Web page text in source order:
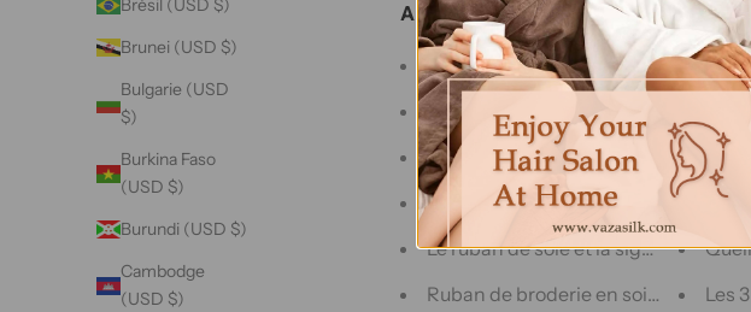
Brésil (USD $)
Brunei (USD $)
Bulgarie (USD
$)
Burkina Faso
(USD $)
Burundi (USD $)
Cambodge
(USD $)
Articles de blog
Taies d'oreiller en soie
3 plateformes de vente en gros de
Choisissez la meilleure taie d'oreiller
Dévoilement du ruban de soie en
Le ruban de soie et la signification
Ruban de broderie en soie :
Les